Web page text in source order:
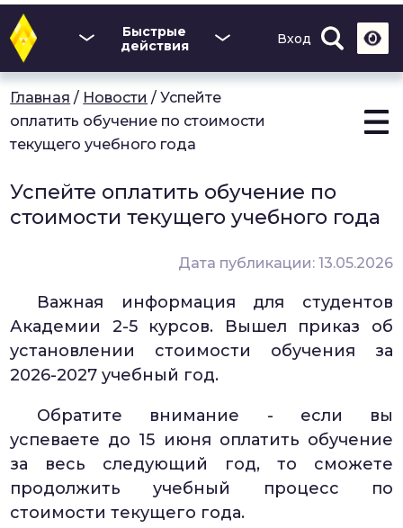
Перейти
основному
содержанию
Быстрые
действия
Вход
Главная / Новости /Успейте
оплатить обучение по стоимости
текущего учебного года
Успейте оплатить обучение по
стоимости текущего учебного года
Дата публикации: 13.05.2026
Важная информация для студентов
Академии 2-5 курсов. Вышел приказ об
установлении стоимости обучения за
2026-2027 учебный год.
Обратите внимание - если вы
успеваете до 15 июня оплатить обучение
за весь следующий год, то сможете
продолжить учебный процесс по
стоимости текущего года.